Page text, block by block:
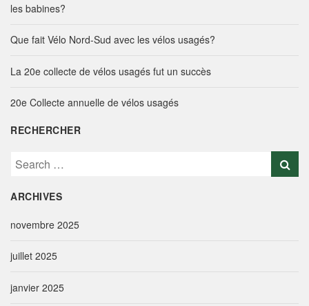
les babines?
Que fait Vélo Nord-Sud avec les vélos usagés?
La 20e collecte de vélos usagés fut un succès
20e Collecte annuelle de vélos usagés
RECHERCHER
S
a
c
f
r
ARCHIVES
novembre 2025
juillet 2025
janvier 2025